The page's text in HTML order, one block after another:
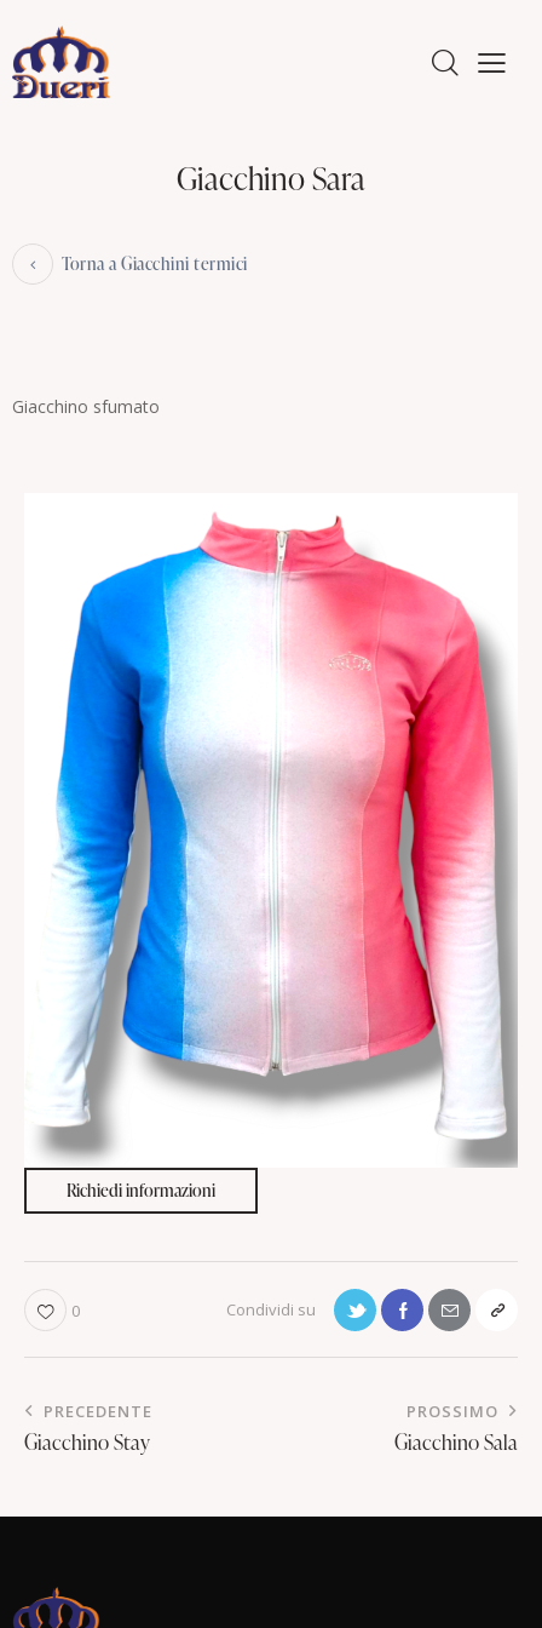
Giacchino Sara
Torna a Giacchini termici
Giacchino sfumato
Richiedi informazioni
0
PRECEDENTE
Giacchino Stay
PROSSIMO
Giacchino Sala